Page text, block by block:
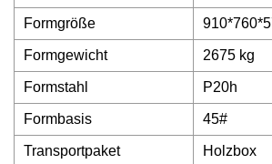
Formgröße
Formgewicht 2675 kg
Formstahl P20h
Formbasis 45#
Transportpaket Holzbox